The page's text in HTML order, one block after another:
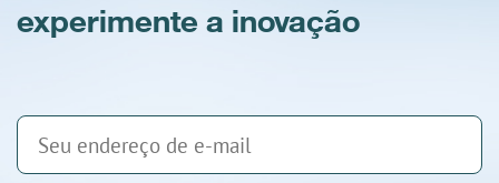
experimente a inovação